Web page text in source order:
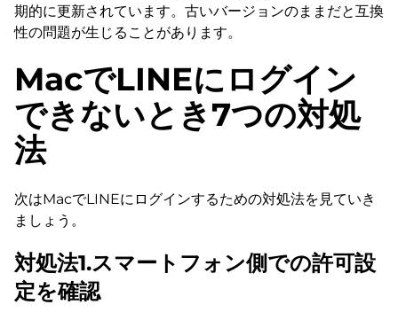
期的に更新されています。古いバージョンのままだと互換
性の問題が生じることがあります。
MacでLINEにログイン
できないとき7つの対処
法
次はMacでLINEにログインするための対処法を見ていき
ましょう。
対処法1.スマートフォン側での許可設
定を確認